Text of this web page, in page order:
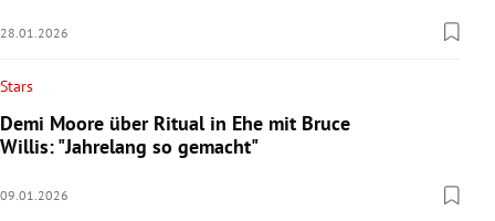
28.01.2026
Stars
Demi Moore über Ritual in Ehe mit Bruce
Willis: "Jahrelang so gemacht"
09.01.2026